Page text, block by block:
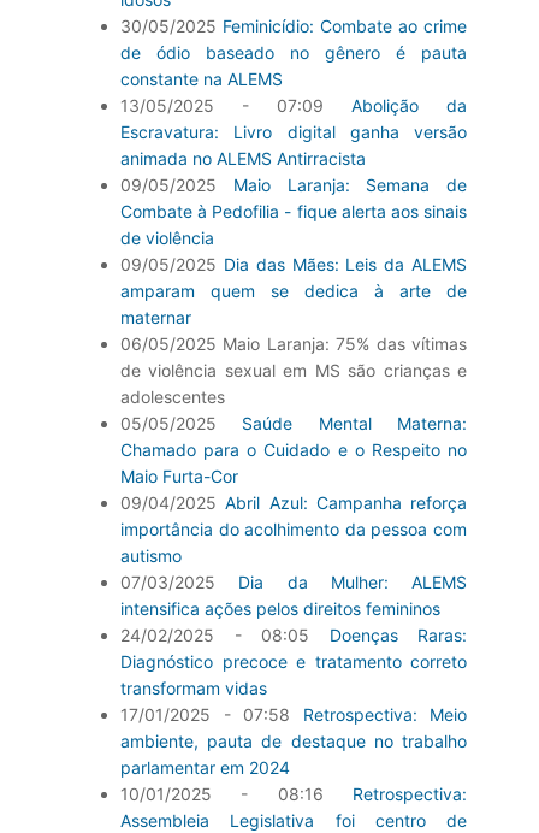
30/05/2025 Feminicídio: Combate ao crime
de ódio baseado no gênero é pauta
constante na ALEMS
13/05/2025 - 07:09 Abolição da
Escravatura: Livro digital ganha versão
animada no ALEMS Antirracista
09/05/2025 Maio Laranja: Semana de
Combate à Pedofilia - fique alerta aos sinais
de violência
09/05/2025 Dia das Mães: Leis da ALEMS
amparam quem se dedica à arte de
maternar
06/05/2025 Maio Laranja: 75% das vítimas
de violência sexual em MS são crianças e
adolescentes
05/05/2025 Saúde Mental Materna:
Chamado para o Cuidado e o Respeito no
Maio Furta-Cor
09/04/2025Abril Azul: Campanha reforça
importância do acolhimento da pessoa com
autismo
07/03/2025 Dia da Mulher: ALEMS
intensifica ações pelos direitos femininos
24/02/2025 - 08:05 Doenças Raras:
Diagnóstico precoce e tratamento correto
transformam vidas
17/01/2025 - 07:58 Retrospectiva: Meio
ambiente, pauta de destaque no trabalho
parlamentar em 2024
10/01/2025 - 08:16 Retrospectiva:
Assembleia Legislativa foi centro de